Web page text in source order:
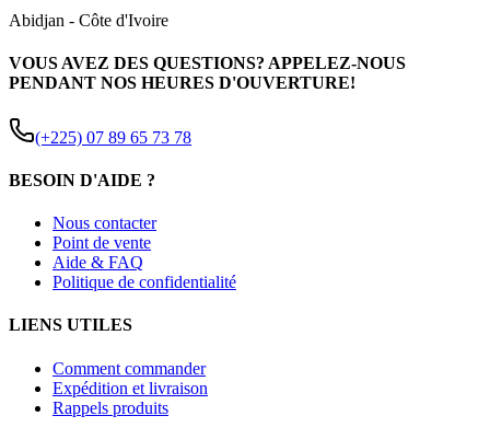
Abidjan - Côte d'Ivoire
VOUS AVEZ DES QUESTIONS? APPELEZ-NOUS
PENDANT NOS HEURES D'OUVERTURE!
(+225) 07 89 65 73 78
BESOIN D'AIDE ?
Nous contacter
Point de vente
Aide & FAQ
Politique de confidentialité
LIENS UTILES
Comment commander
Expédition et livraison
Rappels produits